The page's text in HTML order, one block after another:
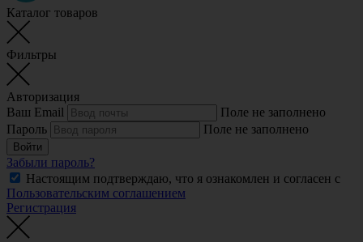
Каталог товаров
Фильтры
Авторизация
Ваш Email
Поле не заполнено
Пароль
Поле не заполнено
Войти
Забыли пароль?
Настоящим подтверждаю, что я ознакомлен и согласен с
Пользовательским соглашением
Регистрация